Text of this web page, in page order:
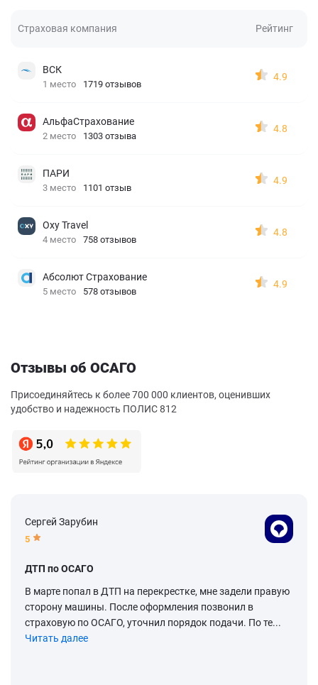
Страховая компания Рейтинг
ВСК
1 место 1719 отзывов
4.9
АльфаСтрахование
2 место 1303 отзыва
4.8
ПАРИ
3 место 1101 отзыв
4.9
Oxy Travel
4 место 758 отзывов
4.8
Абсолют Страхование
5 место 578 отзывов
4.9
Отзывы об ОСАГО
Присоединяйтесь к более 700 000 клиентов, оценивших
удобство и надежность ПОЛИС 812
Сергей Зарубин
5
ДТП по ОСАГО
В марте попал в ДТП на перекрестке, мне задели правую
сторону машины. После оформления позвонил в
страховую по ОСАГО, уточнил порядок подачи. По те...
Читать далее